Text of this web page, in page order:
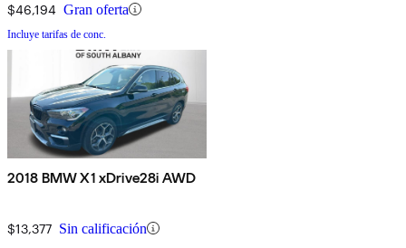
$46,194 Gran oferta
Incluye tarifas de conc.
2018 BMW X1 xDrive28i AWD
$13,377 Sin calificación